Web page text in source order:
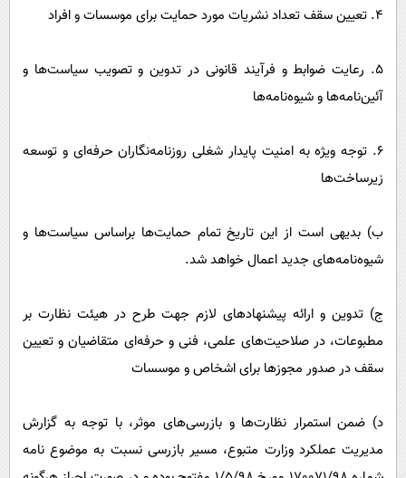
٤. تعیین سقف تعداد نشریات مورد حمایت برای موسسات و افراد
٥. رعایت ضوابط و فرآیند قانونی در تدوین و تصویب سیاست‌ها و
آئین‌نامه‌ها و شیوه‌نامه‌ها
٦. توجه ویژه به امنیت پایدار شغلی روزنامه‌نگاران حرفه‌ای و توسعه
زیرساخت‌ها
ب) بدیهی است از این تاریخ تمام حمایت‌ها براساس سیاست‌ها و
شیوه‌نامه‌های جدید اعمال خواهد شد.
ج) تدوین و ارائه پیشنهاد‌های لازم جهت طرح در هیئت نظارت بر
مطبوعات، در صلاحیت‌های علمی، فنی و حرفه‌ای متقاضیان و تعیین
سقف در صدور مجوز‌ها برای اشخاص و موسسات
د) ضمن استمرار نظارت‌ها و بازرسی‌های موثر، با توجه به گزارش
مدیریت عملکرد وزارت متبوع، مسیر بازرسی نسبت به موضوع نامه